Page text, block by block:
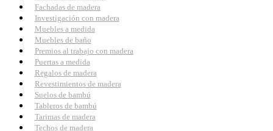
Fachadas de madera
Investigación con madera
Muebles a medida
Muebles de baño
Premios al trabajo con madera
Puertas a medida
Regalos de madera
Revestimientos de madera
Suelos de bambú
Tableros de bambú
Tarimas de madera
Techos de madera